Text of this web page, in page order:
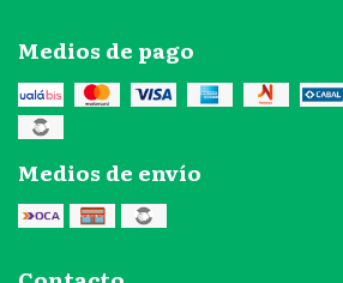
Medios de pago
Medios de envío